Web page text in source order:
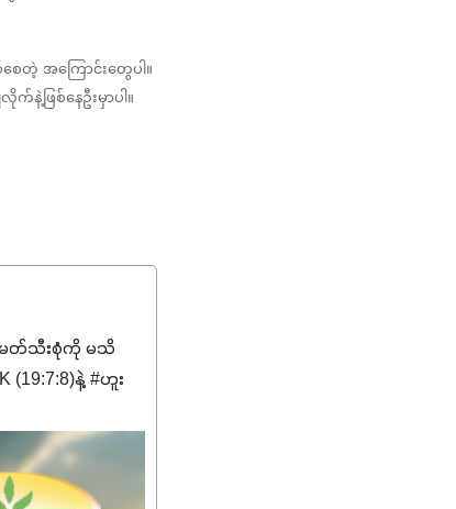
တဲ့ အကြောင်းတွေပါ။
ဖြစ်နေဦးမှာပါ။
မတ်သီးစုံကို မသိ
နဲ့ #ဟူး
တွေအနေနဲ့ကတော့
န်စွမ်းပြီး အစာ
ပါတယ်။
အားပေးပါ